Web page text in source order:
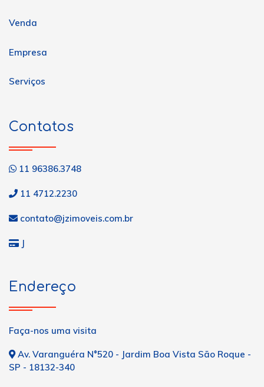
Venda
Empresa
Serviços
Contatos
11 96386.3748
11 4712.2230
contato@jzimoveis.com.br
J
Endereço
Faça-nos uma visita
Av. Varanguéra N°520 - Jardim Boa Vista São Roque -
SP - 18132-340